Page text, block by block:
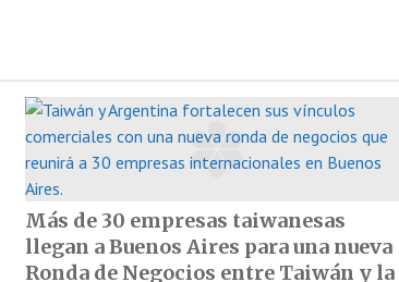
Más de 30 empresas taiwanesas
llegan a Buenos Aires para una nueva
Ronda de Negocios entre Taiwán y la